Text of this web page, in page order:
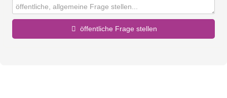
öffentliche Frage stellen